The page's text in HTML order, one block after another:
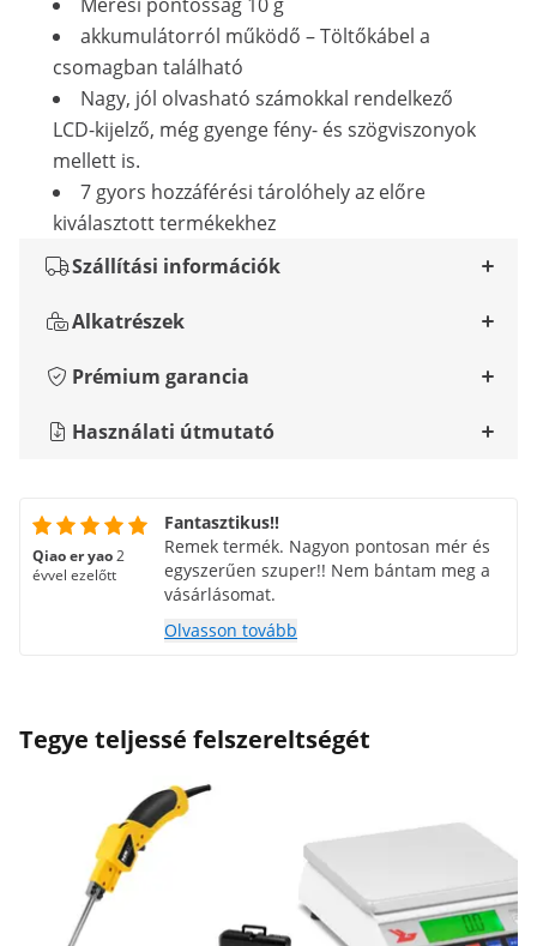
akkumulátorról működő – Töltőkábel a
csomagban található
Nagy, jól olvasható számokkal rendelkező
LCD-kijelző, még gyenge fény- és szögviszonyok
mellett is.
7 gyors hozzáférési tárolóhely az előre
kiválasztott termékekhez
Szállítási információk
Alkatrészek
Prémium garancia
Használati útmutató
Qiao er yao2
évvel ezelőtt
Fantasztikus!!
Remek termék. Nagyon pontosan mér és
egyszerűen szuper!! Nem bántam meg a
vásárlásomat.
Olvasson tovább
Tegye teljessé felszereltségét